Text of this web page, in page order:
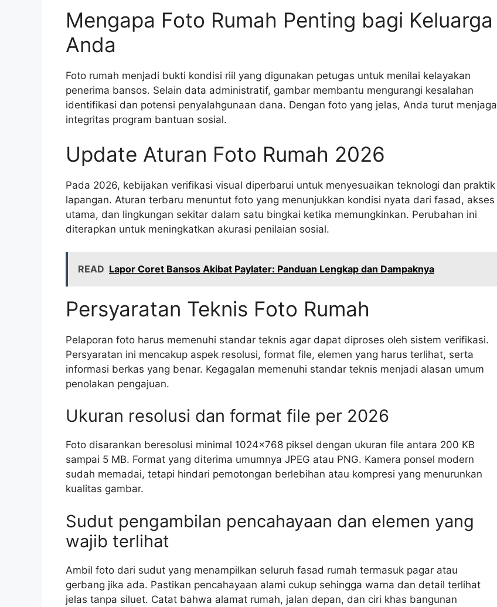
Mengapa Foto Rumah Penting bagi Keluarga
Anda
Foto rumah menjadi bukti kondisi riil yang digunakan petugas untuk menilai kelayakan
penerima bansos. Selain data administratif, gambar membantu mengurangi kesalahan
identifikasi dan potensi penyalahgunaan dana. Dengan foto yang jelas, Anda turut menjaga
integritas program bantuan sosial.
Update Aturan Foto Rumah 2026
Pada 2026, kebijakan verifikasi visual diperbarui untuk menyesuaikan teknologi dan praktik
lapangan. Aturan terbaru menuntut foto yang menunjukkan kondisi nyata dari fasad, akses
utama, dan lingkungan sekitar dalam satu bingkai ketika memungkinkan. Perubahan ini
diterapkan untuk meningkatkan akurasi penilaian sosial.
READ Lapor Coret Bansos Akibat Paylater: Panduan Lengkap dan Dampaknya
Persyaratan Teknis Foto Rumah
Pelaporan foto harus memenuhi standar teknis agar dapat diproses oleh sistem verifikasi.
Persyaratan ini mencakup aspek resolusi, format file, elemen yang harus terlihat, serta
informasi berkas yang benar. Kegagalan memenuhi standar teknis menjadi alasan umum
penolakan pengajuan.
Ukuran resolusi dan format file per 2026
Foto disarankan beresolusi minimal 1024×768 piksel dengan ukuran file antara 200 KB
sampai 5 MB. Format yang diterima umumnya JPEG atau PNG. Kamera ponsel modern
sudah memadai, tetapi hindari pemotongan berlebihan atau kompresi yang menurunkan
kualitas gambar.
Sudut pengambilan pencahayaan dan elemen yang
wajib terlihat
Ambil foto dari sudut yang menampilkan seluruh fasad rumah termasuk pagar atau
gerbang jika ada. Pastikan pencahayaan alami cukup sehingga warna dan detail terlihat
jelas tanpa siluet. Catat bahwa alamat rumah, jalan depan, dan ciri khas bangunan